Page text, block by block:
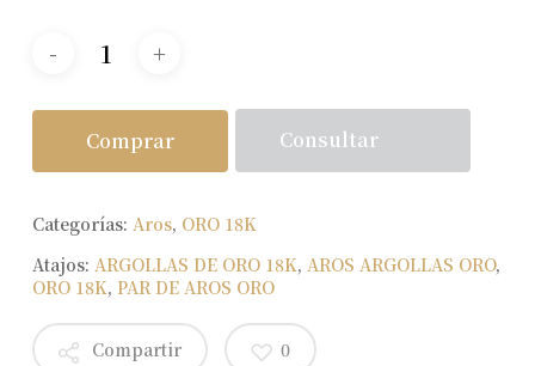
Comprar Consultar
Categorías: Aros, ORO 18K
Atajos: ARGOLLAS DE ORO 18K, AROS ARGOLLAS ORO,
ORO 18K, PAR DE AROS ORO
Compartir 0